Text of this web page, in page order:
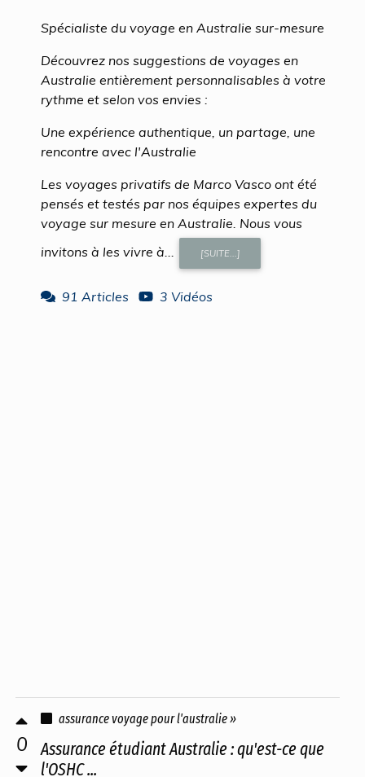
Spécialiste du voyage en Australie sur-mesure
Découvrez nos suggestions de voyages en
Australie entièrement personnalisables à votre
rythme et selon vos envies :
Une expérience authentique, un partage, une
rencontre avec l'Australie
Les voyages privatifs de Marco Vasco ont été
pensés et testés par nos équipes expertes du
voyage sur mesure en Australie. Nous vous
invitons à les vivre à...
[SUITE...]
91 Articles 3 Vidéos
0
assurance voyage pour l'australie »
Assurance étudiant Australie : qu'est-ce que
l'OSHC ...